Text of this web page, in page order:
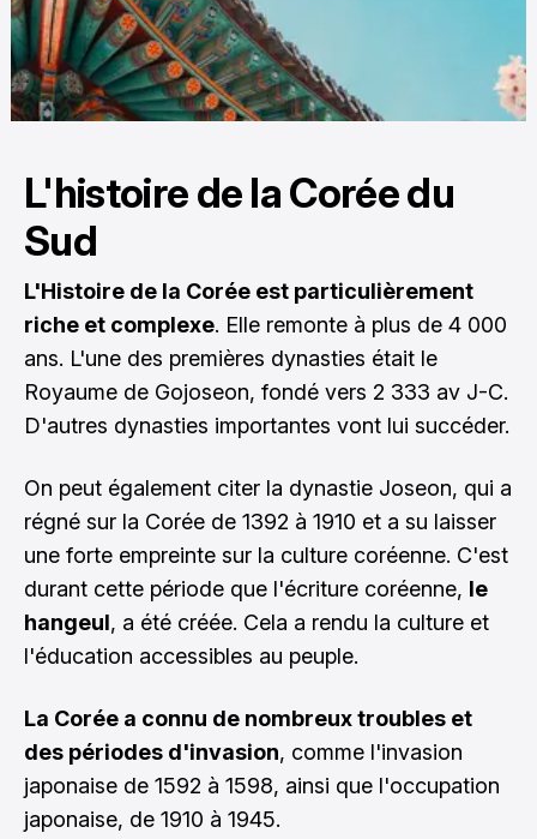
L'histoire de la Corée du
Sud
L'Histoire de la Corée est particulièrement
riche et complexe. Elle remonte à plus de 4 000
ans. L'une des premières dynasties était le
Royaume de Gojoseon, fondé vers 2 333 av J-C.
D'autres dynasties importantes vont lui succéder.
On peut également citer la dynastie Joseon, qui a
régné sur la Corée de 1392 à 1910 et a su laisser
une forte empreinte sur la culture coréenne. C'est
durant cette période que l'écriture coréenne, le
hangeul, a été créée. Cela a rendu la culture et
l'éducation accessibles au peuple.
La Corée a connu de nombreux troubles et
des périodes d'invasion, comme l'invasion
japonaise de 1592 à 1598, ainsi que l'occupation
japonaise, de 1910 à 1945.